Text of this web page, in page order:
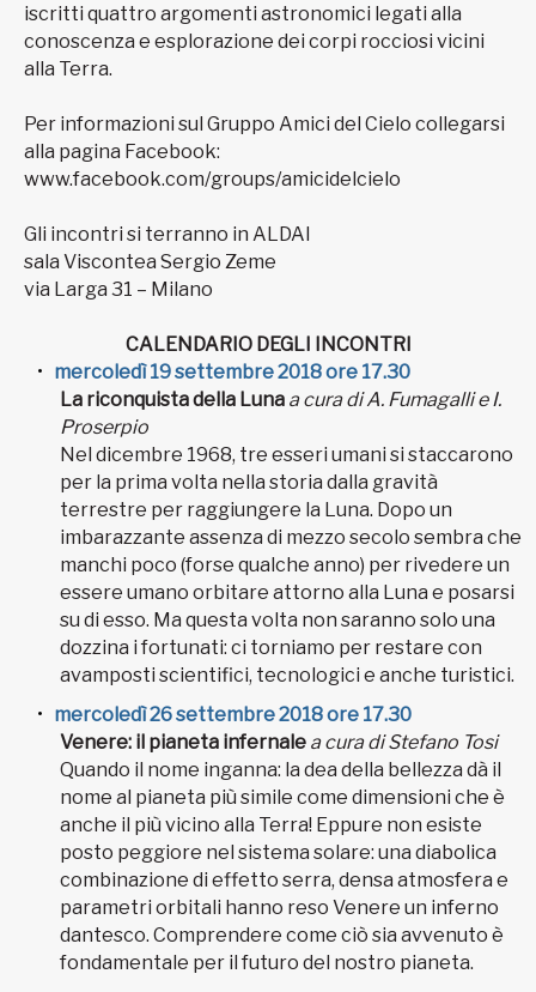
iscritti quattro argomenti astronomici legati alla
conoscenza e esplorazione dei corpi rocciosi vicini
alla Terra.
Per informazioni sul Gruppo Amici del Cielo collegarsi
alla pagina Facebook:
www.facebook.com/groups/amicidelcielo
Gli incontri si terranno in ALDAI
sala Viscontea Sergio Zeme
via Larga 31 – Milano
CALENDARIO DEGLI INCONTRI
mercoledì 19 settembre 2018 ore 17.30
La riconquista della Luna a cura di A. Fumagalli e I.
Proserpio
Nel dicembre 1968, tre esseri umani si staccarono
per la prima volta nella storia dalla gravità
terrestre per raggiungere la Luna. Dopo un
imbarazzante assenza di mezzo secolo sembra che
manchi poco (forse qualche anno) per rivedere un
essere umano orbitare attorno alla Luna e posarsi
su di esso. Ma questa volta non saranno solo una
dozzina i fortunati: ci torniamo per restare con
avamposti scientifici, tecnologici e anche turistici.
mercoledì 26 settembre 2018 ore 17.30
Venere: il pianeta infernale a cura di Stefano Tosi
Quando il nome inganna: la dea della bellezza dà il
nome al pianeta più simile come dimensioni che è
anche il più vicino alla Terra! Eppure non esiste
posto peggiore nel sistema solare: una diabolica
combinazione di effetto serra, densa atmosfera e
parametri orbitali hanno reso Venere un inferno
dantesco. Comprendere come ciò sia avvenuto è
fondamentale per il futuro del nostro pianeta.